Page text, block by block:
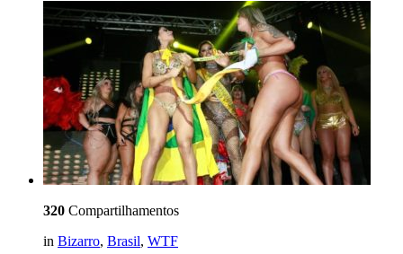
320 Compartilhamentos
in Bizarro, Brasil, WTF